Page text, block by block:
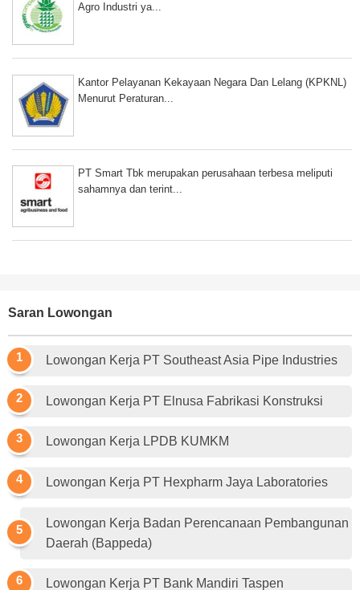
Agro Industri ya...
Kantor Pelayanan Kekayaan Negara Dan Lelang (KPKNL)
Menurut Peraturan...
PT Smart Tbk merupakan perusahaan terbesa meliputi
sahamnya dan terint...
Saran Lowongan
Lowongan Kerja PT Southeast Asia Pipe Industries
Lowongan Kerja PT Elnusa Fabrikasi Konstruksi
Lowongan Kerja LPDB KUMKM
Lowongan Kerja PT Hexpharm Jaya Laboratories
Lowongan Kerja Badan Perencanaan Pembangunan
Daerah (Bappeda)
Lowongan Kerja PT Bank Mandiri Taspen